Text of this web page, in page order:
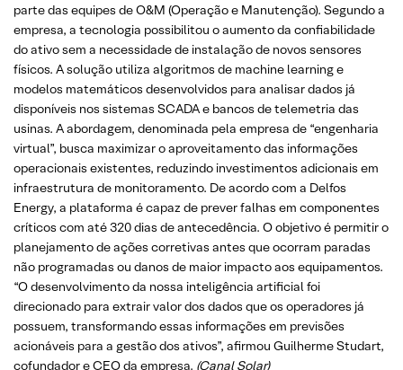
parte das equipes de O&M (Operação e Manutenção). Segundo a
empresa, a tecnologia possibilitou o aumento da confiabilidade
do ativo sem a necessidade de instalação de novos sensores
físicos. A solução utiliza algoritmos de machine learning e
modelos matemáticos desenvolvidos para analisar dados já
disponíveis nos sistemas SCADA e bancos de telemetria das
usinas. A abordagem, denominada pela empresa de “engenharia
virtual”, busca maximizar o aproveitamento das informações
operacionais existentes, reduzindo investimentos adicionais em
infraestrutura de monitoramento. De acordo com a Delfos
Energy, a plataforma é capaz de prever falhas em componentes
críticos com até 320 dias de antecedência. O objetivo é permitir o
planejamento de ações corretivas antes que ocorram paradas
não programadas ou danos de maior impacto aos equipamentos.
“O desenvolvimento da nossa inteligência artificial foi
direcionado para extrair valor dos dados que os operadores já
possuem, transformando essas informações em previsões
acionáveis para a gestão dos ativos”, afirmou Guilherme Studart,
cofundador e CEO da empresa. (Canal Solar)